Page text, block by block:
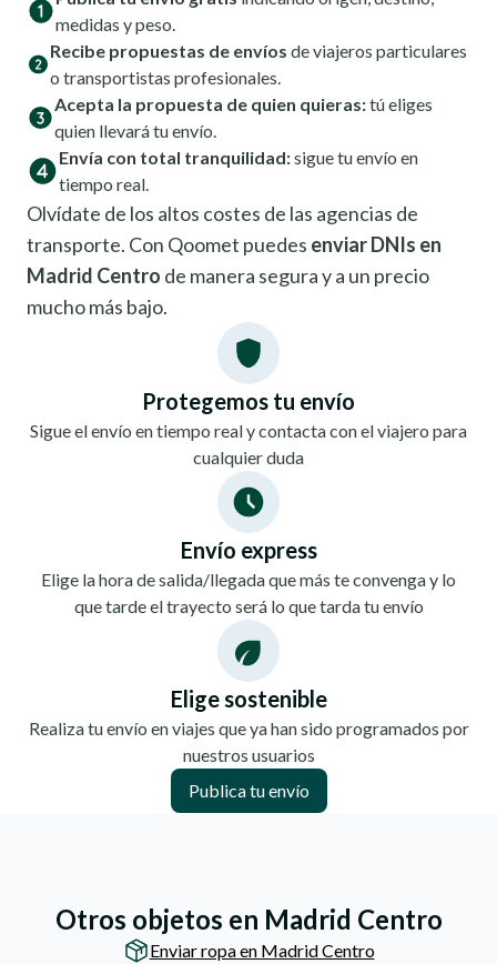
medidas y peso.
Recibe propuestas de envíos de viajeros particulares
o transportistas profesionales.
Acepta la propuesta de quien quieras:tú eliges
quien llevará tu envío.
Envía con total tranquilidad:sigue tu envío en
tiempo real.
Olvídate de los altos costes de las agencias de
transporte. Con Qoomet puedes enviar DNIs en
Madrid Centro de manera segura y a un precio
mucho más bajo.
Protegemos tu envío
Sigue el envío en tiempo real y contacta con el viajero para
cualquier duda
Envío express
Elige la hora de salida/llegada que más te convenga y lo
que tarde el trayecto será lo que tarda tu envío
Elige sostenible
Realiza tu envío en viajes que ya han sido programados por
nuestros usuarios
Publica tu envío
Otros objetos en Madrid Centro
Enviar ropa en Madrid Centro